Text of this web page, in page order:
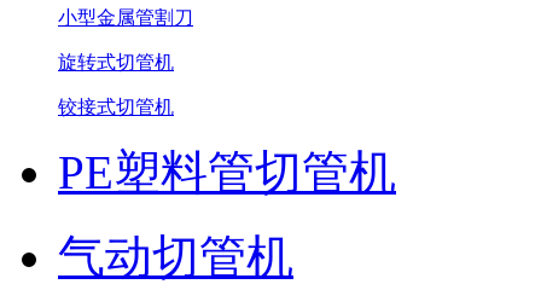
小型金属管割刀
旋转式切管机
铰接式切管机
PE塑料管切管机
气动切管机